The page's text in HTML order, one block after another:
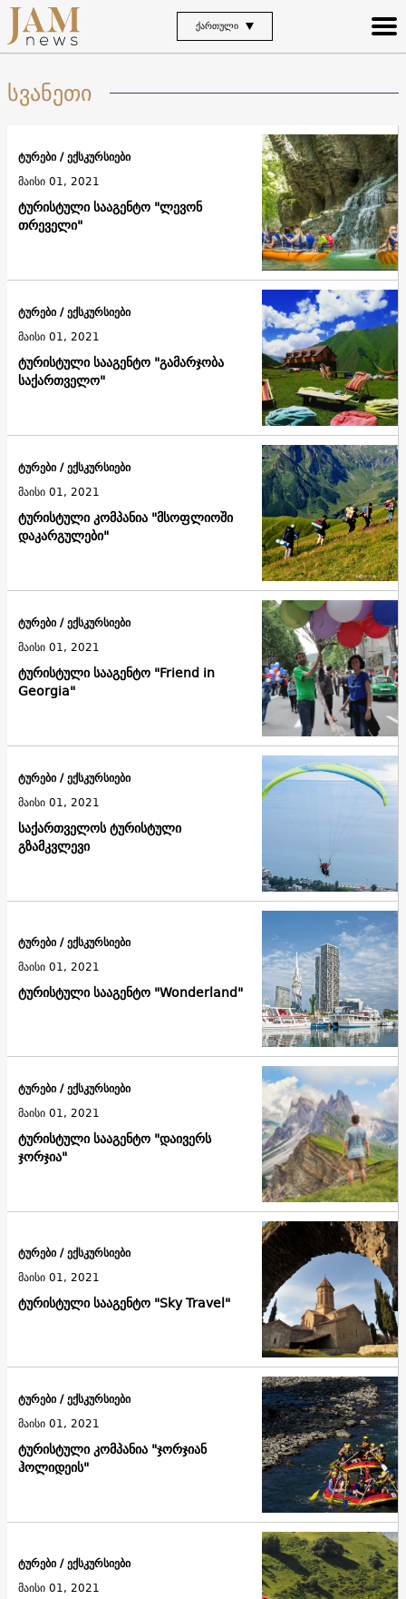
ᲥᲐᲠᲗᲣᲚᲘ
სვანეთი
ტურისტული სააგენტო "ლევონ
თრეველი"
ტურები / ექსკურსიები
მაისი 01, 2021
ტურისტული სააგენტო "გამარჯობა
საქართველო"
ტურები / ექსკურსიები
მაისი 01, 2021
ტურისტული კომპანია "მსოფლიოში
დაკარგულები"
ტურები / ექსკურსიები
მაისი 01, 2021
ტურისტული სააგენტო "Friend in
Georgia"
ტურები / ექსკურსიები
მაისი 01, 2021
საქართველოს ტურისტული
გზამკვლევი
ტურები / ექსკურსიები
მაისი 01, 2021
ტურისტული სააგენტო "Wonderland"
ტურები / ექსკურსიები
მაისი 01, 2021
ტურისტული სააგენტო "დაივერს
ჯორჯია"
ტურები / ექსკურსიები
მაისი 01, 2021
ტურისტული სააგენტო "Sky Travel"
ტურები / ექსკურსიები
მაისი 01, 2021
ტურისტული კომპანია "ჯორჯიან
ჰოლიდეის"
ტურები / ექსკურსიები
მაისი 01, 2021
ტურები / ექსკურსიები
მაისი 01, 2021